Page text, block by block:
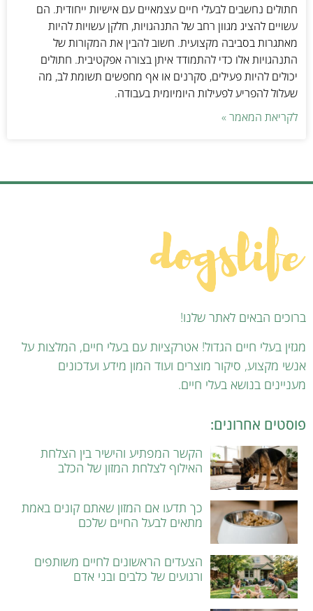
חתולים נחשבים לבעלי חיים עצמאיים עם אישיות ייחודית. הם
עשויים להציג מגוון רחב של התנהגויות, חלקן עשויות להיות
מאתגרות בסביבה מקצועית. חשוב להבין את המקורות של
התנהגויות אלו כדי להתמודד איתן בצורה אפקטיבית. חתולים
יכולים להיות פעילים, סקרנים או אף מחפשים תשומת לב, מה
שעלול להפריע לפעילות היומיומית בעבודה.
לקריאת המאמר »
ברוכים הבאים לאתר שלנו!
מגזין בעלי חיים הגדול! אטרקציות עם בעלי חיים, המלצות על
אנשי מקצוע, סיקור מוצרים ועוד המון מידע ועדכונים
מעניינים בנושא בעלי חיים.
פוסטים אחרונים:
הקשר המפתיע והישיר בין הצלחת
האילוף לצלחת המזון של הכלב
כך תדעו אם המזון שאתם קונים באמת
מתאים לבעל החיים שלכם
הצעדים הראשונים לחיים משותפים
ורגועים של כלבים ובני אדם